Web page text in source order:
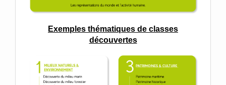
Exemples thématiques de classes
découvertes